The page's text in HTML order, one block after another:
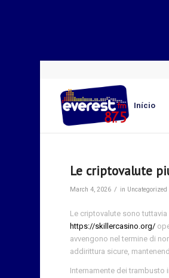
Início
Le criptovalute
March 4, 2026 / in Uncategorized
Le criptovalute sono
https://skillercasino.org/
avvengono nel termine di
addirittura sicure,
Internamente dei